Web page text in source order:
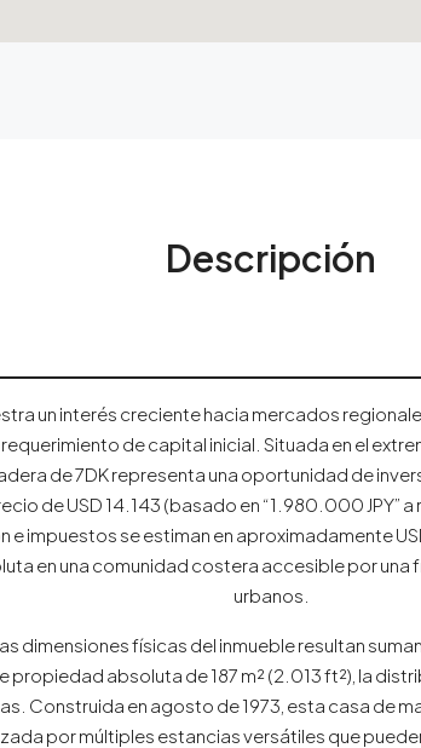
Descripción
un interés creciente hacia mercados
de capital inicial. Situada en el
de 7DK representa una oportunidad de
de USD 14.143 (basado en “1.980.000 JPY”
impuestos se estiman en aproximadamente
en una comunidad costera accesible por
urbanos.
dimensiones físicas del inmueble resultan
propiedad absoluta de 187 m² (2.013 ft²), la
Construida en agosto de 1973, esta casa de
por múltiples estancias versátiles que